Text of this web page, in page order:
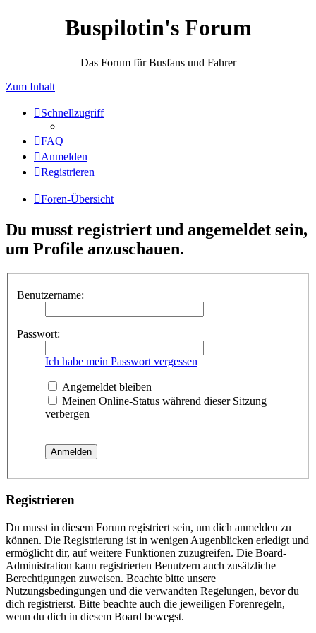
Buspilotin's Forum
Das Forum für Busfans und Fahrer
Zum Inhalt
Schnellzugriff
FAQ
Anmelden
Registrieren
Foren-Übersicht
Du musst registriert und angemeldet sein,
um Profile anzuschauen.
Benutzername:
Passwort:
Ich habe mein Passwort vergessen
Angemeldet bleiben
Meinen Online-Status während dieser Sitzung
verbergen
Registrieren
Du musst in diesem Forum registriert sein, um dich anmelden zu
können. Die Registrierung ist in wenigen Augenblicken erledigt und
ermöglicht dir, auf weitere Funktionen zuzugreifen. Die Board-
Administration kann registrierten Benutzern auch zusätzliche
Berechtigungen zuweisen. Beachte bitte unsere
Nutzungsbedingungen und die verwandten Regelungen, bevor du
dich registrierst. Bitte beachte auch die jeweiligen Forenregeln,
wenn du dich in diesem Board bewegst.